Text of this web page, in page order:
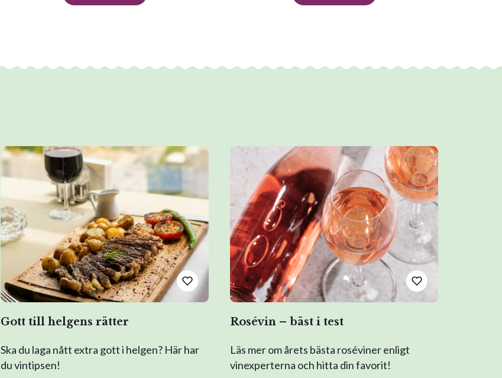
Gott till helgens rätter
Ska du laga nått extra gott i helgen? Här har
du vintipsen!
Rosévin – bäst i test
Läs mer om årets bästa roséviner enligt
vinexperterna och hitta din favorit!